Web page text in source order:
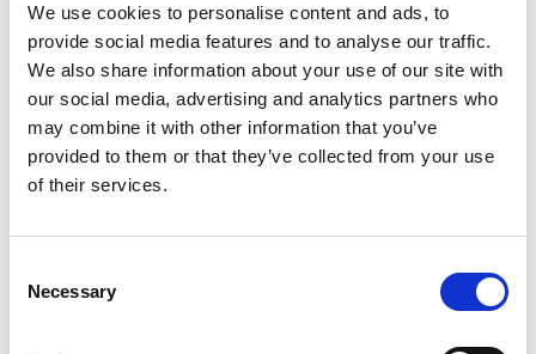
We use cookies to personalise content and ads, to
provide social media features and to analyse our traffic.
We also share information about your use of our site with
our social media, advertising and analytics partners who
may combine it with other information that you’ve
provided to them or that they’ve collected from your use
of their services.
Selection
Necessary
en voor het deelnemen aan het verkennen van
mogelijkheden voor toekomstige samenwerking.